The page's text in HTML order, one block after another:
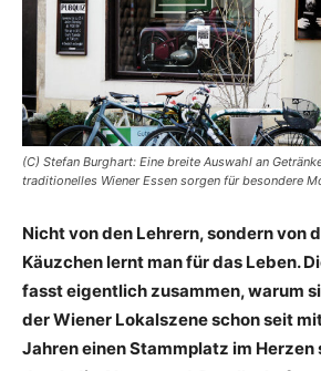
(C) Stefan Burghart: Eine breite Auswahl an
traditionelles Wiener Essen sorgen für besondere
Nicht von den Lehrern, sondern von
Käuzchen lernt man für das Leben.
fasst eigentlich zusammen, warum
der Wiener Lokalszene schon seit
Jahren einen Stammplatz im Herzen